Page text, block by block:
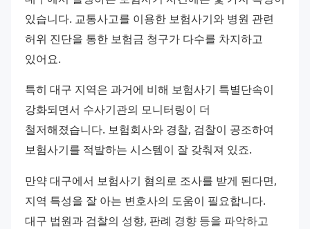
있습니다. 교통사고를 이용한 보험사기와 병원 관련
허위 진단을 통한 보험금 청구가 다수를 차지하고
있어요.
특히 대구 지역은 과거에 비해 보험사기 특별단속이
강화되면서 수사기관의 모니터링이 더
철저해졌습니다. 보험회사와 경찰, 검찰이 공조하여
보험사기를 적발하는 시스템이 잘 갖춰져 있죠.
만약 대구에서 보험사기 혐의로 조사를 받게 된다면,
지역 특성을 잘 아는 변호사의 도움이 필요합니다.
대구 법원과 검찰의 성향, 판례 경향 등을 파악하고